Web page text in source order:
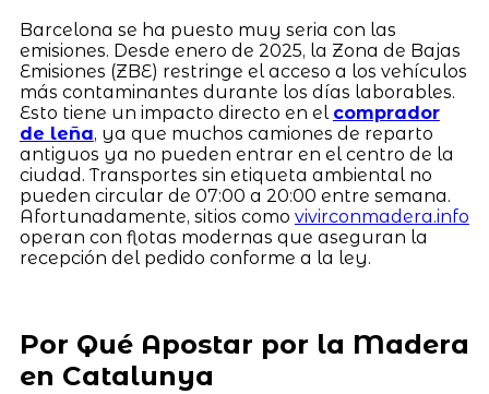
Barcelona se ha puesto muy seria con las
emisiones. Desde enero de 2025, la Zona de Bajas
Emisiones (ZBE) restringe el acceso a los vehículos
más contaminantes durante los días laborables.
Esto tiene un impacto directo en el comprador
de leña, ya que muchos camiones de reparto
antiguos ya no pueden entrar en el centro de la
ciudad. Transportes sin etiqueta ambiental no
pueden circular de 07:00 a 20:00 entre semana.
Afortunadamente, sitios como vivirconmadera.info
operan con flotas modernas que aseguran la
recepción del pedido conforme a la ley.
Por Qué Apostar por la Madera
en Catalunya